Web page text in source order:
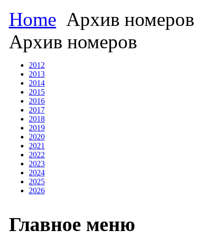
Home Архив номеров
Архив номеров
2012
2013
2014
2015
2016
2017
2018
2019
2020
2021
2022
2023
2024
2025
2026
Главное меню